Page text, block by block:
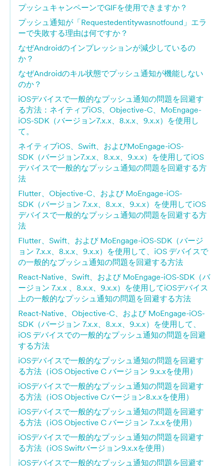
プッシュキャンペーンでGIFを使用できますか？
プッシュ通知が「Requestedentitywasnotfound」エラ
ーで失敗する理由は何ですか？
なぜAndroidのインプレッションが減少しているの
か？
なぜAndroidのキル状態でプッシュ通知が機能しない
のか？
iOSデバイスで一般的なプッシュ通知の問題を回避す
る方法：ネイティブiOS、Objective-C、MoEngage-
iOS-SDK（バージョン7.x.x、8.x.x、9.x.x）を使用し
て。
ネイティブiOS、Swift、およびMoEngage-iOS-
SDK（バージョン7.x.x、8.x.x、9.x.x）を使用してiOS
デバイスで一般的なプッシュ通知の問題を回避する方
法
Flutter、Objective-C、および MoEngage-iOS-
SDK（バージョン 7.x.x、8.x.x、9.x.x）を使用してiOS
デバイスで一般的なプッシュ通知の問題を回避する方
法
Flutter、Swift、および MoEngage-iOS-SDK（バージ
ョン 7.x.x、8.x.x、9.x.x）を使用して、iOS デバイスで
の一般的なプッシュ通知の問題を回避する方法
React-Native、Swift、および MoEngage-iOS-SDK（バ
ージョン 7.x.x 、8.x.x、9.x.x）を使用してiOSデバイス
上の一般的なプッシュ通知の問題を回避する方法
React-Native、Objective-C、および MoEngage-iOS-
SDK（バージョン 7.x.x、8.x.x、9.x.x）を使用して、
iOS デバイスでの一般的なプッシュ通知の問題を回避
する方法
iOSデバイスで一般的なプッシュ通知の問題を回避す
る方法（iOS Objective C バージョン 9.x.xを使用）
iOSデバイスで一般的なプッシュ通知の問題を回避す
る方法（iOS Objective Cバージョン8.x.xを使用）
iOSデバイスで一般的なプッシュ通知の問題を回避す
る方法（iOS Objective C バージョン 7.x.xを使用）
iOSデバイスで一般的なプッシュ通知の問題を回避す
る方法（iOS Swiftバージョン9.x.xを使用）
iOSデバイスで一般的なプッシュ通知の問題を回避す